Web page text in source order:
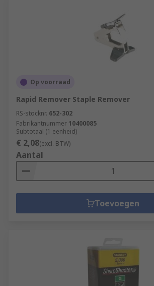
Op voorraad
Rapid Remover Staple Remover
RS-stocknr. 652-302
Fabrikantnummer 10400085
Subtotaal (1 eenheid)
€ 2,08(excl. BTW)
Aantal
Toevoegen